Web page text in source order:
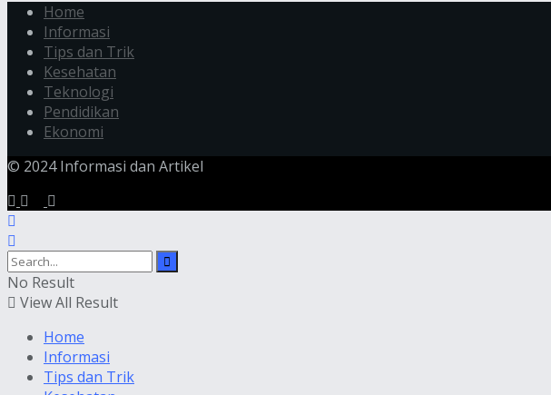
Home
Informasi
Tips dan Trik
Kesehatan
Teknologi
Pendidikan
Ekonomi
© 2024 Informasi dan Artikel
No Result
View All Result
Home
Informasi
Tips dan Trik